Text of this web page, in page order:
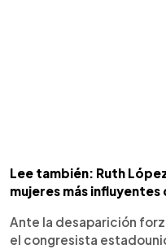
Lee también: Ruth
mujeres más influyentes
Ante la desaparición
el congresista